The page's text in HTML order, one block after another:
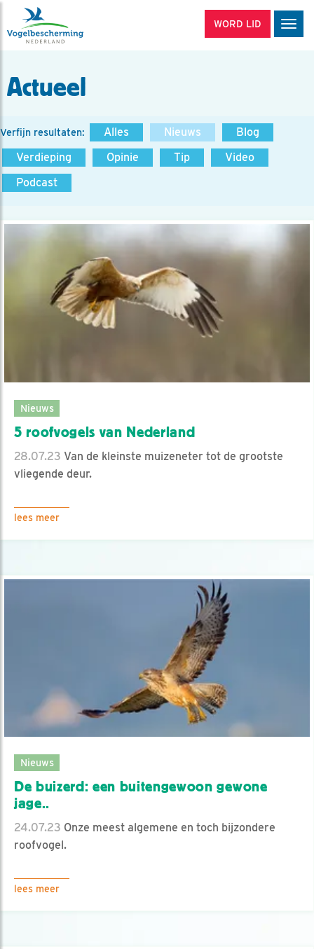
WORD LID
Actueel
Verfijn resultaten: Alles Nieuws
Blog
Verdieping
Opinie Tip
Video
Podcast
Nieuws
5 roofvogels van Nederland
28.07.23 Van de kleinste muizeneter tot de grootste
vliegende deur.
lees meer
Nieuws
De buizerd: een buitengewoon gewone
jage..
24.07.23 Onze meest algemene en toch bijzondere
roofvogel.
lees meer